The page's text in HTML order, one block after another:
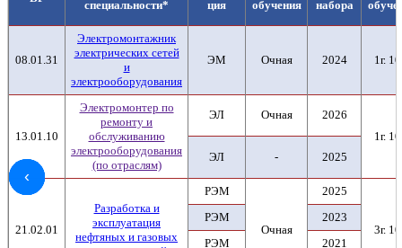
‹
‹
‹
‹
специальности*
ция
обучения
набора
08.01.31
Электромонтажник
электрических сетей
и
электрооборудования
ЭМ Очная 2024 1г.
13.01.10
Электромонтер по
ремонту и
обслуживанию
электрооборудования
(по отраслям)
ЭЛ Очная
2026
1г.
ЭЛ
- 2025
21.02.01
Разработка и
эксплуатация
нефтяных и газовых
РЭМ
Очная
2025
3г.
РЭМ
2023
РЭМ
2021
‹
‹